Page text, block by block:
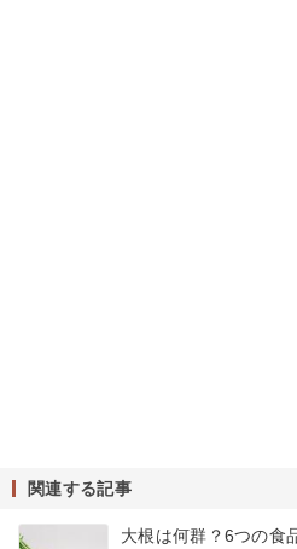
関連する記事
大根は何群？6つの食